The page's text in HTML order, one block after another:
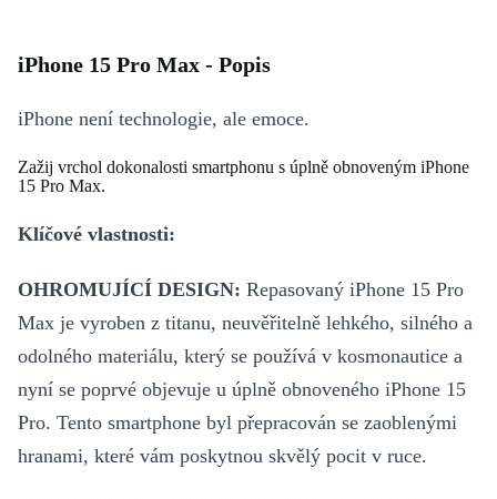
iPhone 15 Pro Max - Popis
iPhone není technologie, ale emoce.
Zažij vrchol dokonalosti smartphonu s úplně obnoveným iPhone
15 Pro Max.
Klíčové vlastnosti:
OHROMUJÍCÍ DESIGN: Repasovaný iPhone 15 Pro
Max je vyroben z titanu, neuvěřitelně lehkého, silného a
odolného materiálu, který se používá v kosmonautice a
nyní se poprvé objevuje u úplně obnoveného iPhone 15
Pro. Tento smartphone byl přepracován se zaoblenými
hranami, které vám poskytnou skvělý pocit v ruce.